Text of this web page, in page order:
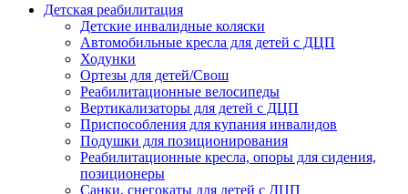
Детская реабилитация
Детские инвалидные коляски
Автомобильные кресла для детей с ДЦП
Ходунки
Ортезы для детей/Свош
Реабилитационные велосипеды
Вертикализаторы для детей с ДЦП
Приспособления для купания инвалидов
Подушки для позиционирования
Реабилитационные кресла, опоры для сидения,
позиционеры
Санки, снегокаты для детей с ДЦП